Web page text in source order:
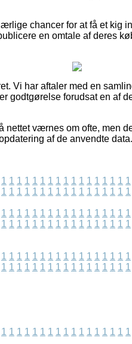
chancer for at få et kig
en omtale af deres
Vi har aftaler med en
godtgørelse forudsat en af
nettet værnes om ofte, men
af de anvendte data.
1 1 1 1 1 1 1 1 1 1 1 1 1 1 1 1 1
1 1 1 1 1 1 1 1 1 1 1 1 1 1 1 1 1
1 1 1 1 1 1 1 1 1 1 1 1 1 1 1 1 1
1 1 1 1 1 1 1 1 1 1 1 1 1 1 1 1 1
1 1 1 1 1 1 1 1 1 1 1 1 1 1 1 1 1
1 1 1 1 1 1 1 1 1 1 1 1 1 1 1 1 1
1 1 1 1 1 1 1 1 1 1 1 1 1 1 1 1 1